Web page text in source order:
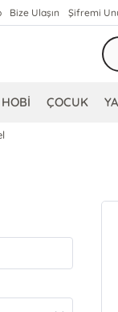
Bize Ulaşın Şifremi
HOBİ ÇOCUK